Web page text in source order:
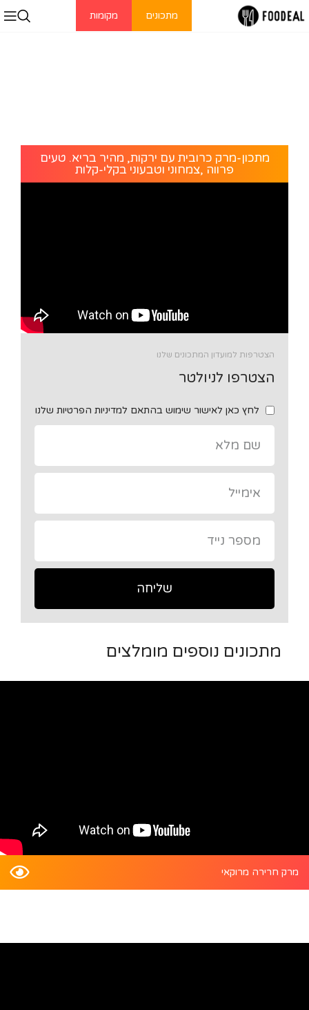
מתכונים מקומות
מתכון-מרק כרובית עם ירקות, מהיר בריא. טעים
פרווה ,צמחוני וטבעוני בקלי-קלות
הצטרפות למועדון המתכונים שלנו
הצטרפו לניולטר
לחץ כאן לאישור שימוש בהתאם למדיניות הפרטיות שלנו
שליחה
מתכונים נוספים מומלצים
מרק חרירה מרוקאי